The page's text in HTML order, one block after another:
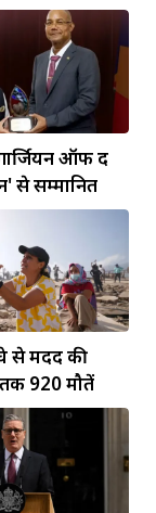
ऑफ द
से सम्मानित
से मदद की
920 मौतें